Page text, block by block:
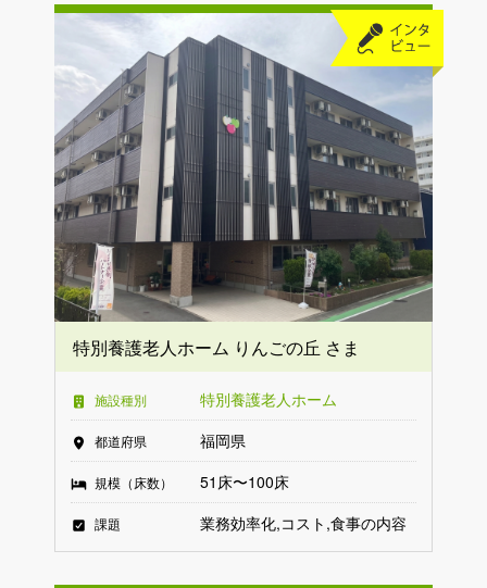
特別養護老人ホーム りんごの丘 さま
施設種別 特別養護老人ホーム
都道府県 福岡県
規模（床数） 51床〜100床
課題 業務効率化 コスト 食事の内容